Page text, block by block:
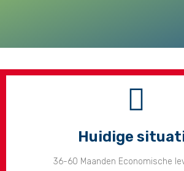
Huidige
36-60 Maanden Economische